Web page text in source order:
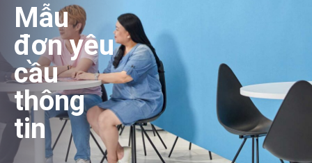
Mẫu
đơn yêu
cầu
thông
tin